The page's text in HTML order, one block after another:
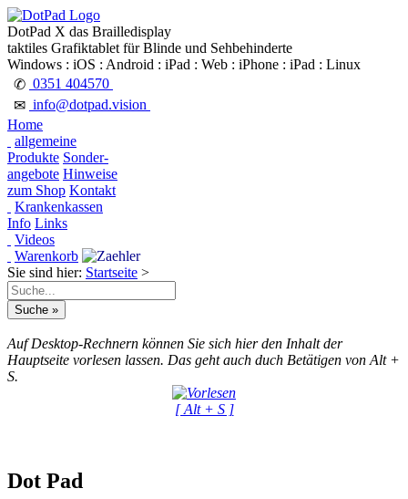
DotPad X das Brailledisplay
taktiles Grafiktablet für Blinde und Sehbehinderte
Windows : iOS : Android : iPad : Web : iPhone : iPad : Linux
✆ 0351 404570
✉ info@dotpad.vision
Home
allgemeine
Produkte Sonder-
angebote Hinweise
zum Shop Kontakt
Krankenkassen
Info Links
Videos
Warenkorb
Sie sind hier: Startseite >
Auf Desktop-Rechnern können Sie sich hier den Inhalt der
Hauptseite vorlesen lassen. Das geht auch duch Betätigen von Alt +
S.
[ Alt + S ]
Dot Pad